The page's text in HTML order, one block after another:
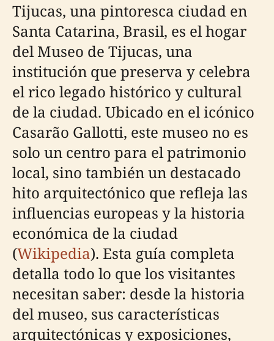
Tijucas, una pintoresca ciudad en
Santa Catarina, Brasil, es el hogar
del Museo de Tijucas, una
institución que preserva y celebra
el rico legado histórico y cultural
de la ciudad. Ubicado en el icónico
Casarão Gallotti, este museo no es
solo un centro para el patrimonio
local, sino también un destacado
hito arquitectónico que refleja las
influencias europeas y la historia
económica de la ciudad
(Wikipedia). Esta guía completa
detalla todo lo que los visitantes
necesitan saber: desde la historia
del museo, sus características
arquitectónicas y exposiciones,